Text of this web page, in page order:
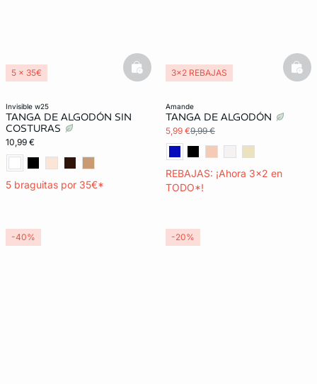
invisible w25
TANGA DE ALGODÓN SIN
COSTURAS
10,99 €
5 braguitas por 35€*
5 x 35€
basketfull
amande
TANGA DE ALGODÓN
5,99 €9,99 €
REBAJAS: ¡Ahora 3x2 en
TODO*!
3x2 REBAJAS
-40% -20%